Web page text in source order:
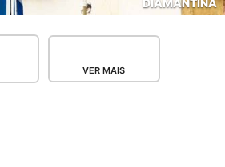
DIAMANTINA
VER MAIS